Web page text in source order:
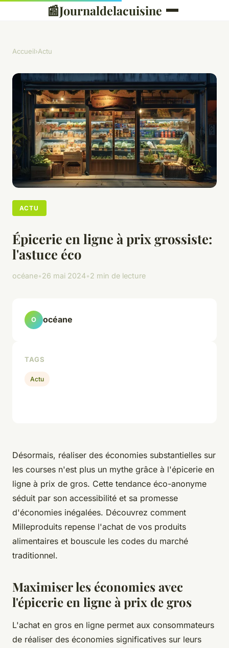
📰Journaldelacuisine
Accueil›Actu
ACTU
Épicerie en ligne à prix grossiste:
l'astuce éco
océane•26 mai 2024•2 min de lecture
Désormais, réaliser des économies substantielles sur
les courses n'est plus un mythe grâce à l'épicerie en
ligne à prix de gros. Cette tendance éco-anonyme
séduit par son accessibilité et sa promesse
d'économies inégalées. Découvrez comment
Milleproduits repense l'achat de vos produits
alimentaires et bouscule les codes du marché
traditionnel.
Maximiser les économies avec
l'épicerie en ligne à prix de gros
L'achat en gros en ligne permet aux consommateurs
de réaliser des économies significatives sur leurs
O océane
TAGS
Actu